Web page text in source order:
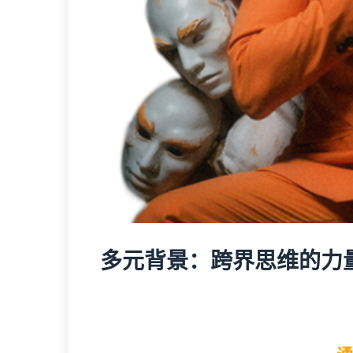
多元背景：跨界思维的力